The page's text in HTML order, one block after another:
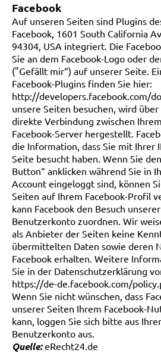
Facebook
Auf unseren Seiten sind Plugins
Facebook, 1601 South California
94304, USA integriert. Die
Sie an dem Facebook-Logo oder
("Gefällt mir“) auf unserer Seite.
Facebook-Plugins finden Sie hier:
http://developers.facebook.com/
unsere Seiten besuchen, wird
direkte Verbindung zwischen
Facebook-Server hergestellt.
die Information, dass Sie mit Ihrer
Seite besucht haben. Wenn Sie
Button“ anklicken während Sie in
Account eingeloggt sind, können
Seiten auf Ihrem Facebook-Profil
kann Facebook den Besuch
Benutzerkonto zuordnen. Wir
als Anbieter der Seiten keine
übermittelten Daten sowie deren
Facebook erhalten. Weitere
Sie in der Datenschutzerklärung
https://de-de.facebook.com/
Wenn Sie nicht wünschen, dass
unserer Seiten Ihrem Facebook-
kann, loggen Sie sich bitte aus
Benutzerkonto aus.
Quelle: eRecht24.de